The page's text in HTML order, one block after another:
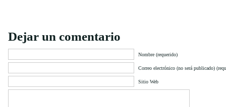
Dejar un comentario
Nombre (requerido)
Correo electrónico (no será publicado)
Sitio Web